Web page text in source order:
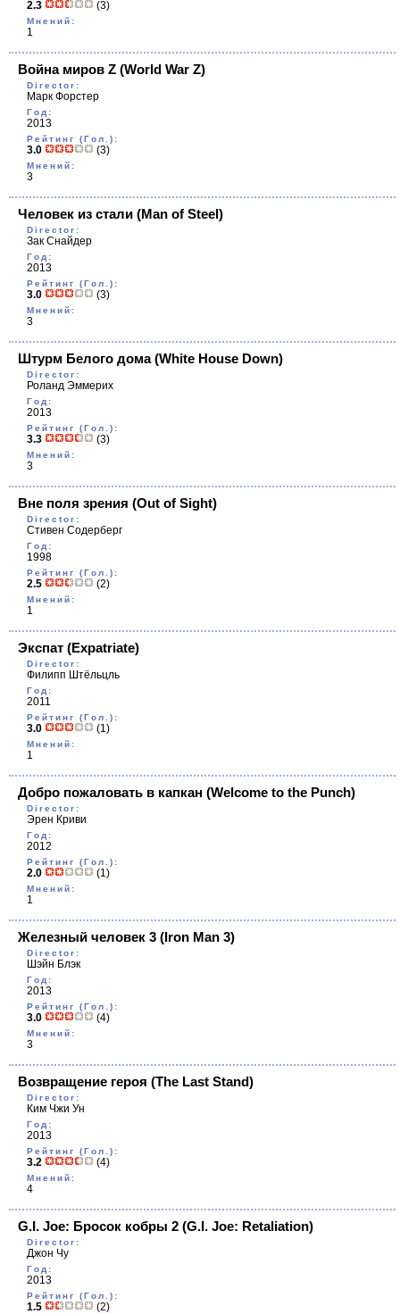
2.3 (3)
Мнений:
1
Война миров Z (World War Z)
Director:
Марк Форстер
Год:
2013
Рейтинг (Гол.):
3.0 (3)
Мнений:
3
Человек из стали (Man of Steel)
Director:
Зак Снайдер
Год:
2013
Рейтинг (Гол.):
3.0 (3)
Мнений:
3
Штурм Белого дома(White House Down)
Director:
Роланд Эммерих
Год:
2013
Рейтинг (Гол.):
3.3 (3)
Мнений:
3
Вне поля зрения (Out of Sight)
Director:
Стивен Содерберг
Год:
1998
Рейтинг (Гол.):
2.5 (2)
Мнений:
1
Экспат (Expatriate)
Director:
Филипп Штёльцль
Год:
2011
Рейтинг (Гол.):
3.0 (1)
Мнений:
1
Добро пожаловать в капкан (Welcome to the Punch)
Director:
Эрен Криви
Год:
2012
Рейтинг (Гол.):
2.0 (1)
Мнений:
1
Железный человек 3 (Iron Man 3)
Director:
Шэйн Блэк
Год:
2013
Рейтинг (Гол.):
3.0 (4)
Мнений:
3
Возвращение героя (The Last Stand)
Director:
Ким Чжи Ун
Год:
2013
Рейтинг (Гол.):
3.2 (4)
Мнений:
4
G.I. Joe: Бросок кобры 2 (G.I. Joe: Retaliation)
Director:
Джон Чу
Год:
2013
Рейтинг (Гол.):
1.5 (2)